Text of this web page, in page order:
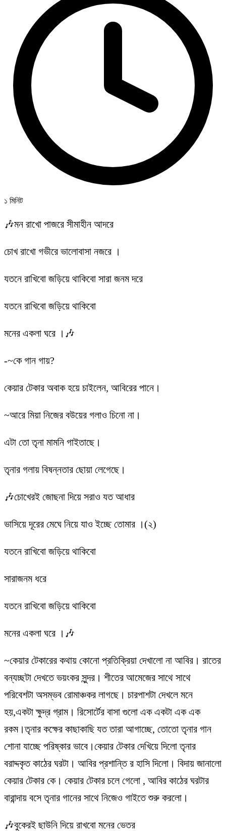
১ মিনিট
🎶মন রাখো পাজরে সীমাহীন আদরে
চোখ রাখো গভীরে ভালোবাসা নজরে ।
যতনে রাখিবো জড়িয়ে থাকিবো সারা জনম দরে
যতনে রাখিবো জড়িয়ে থাকিবো
মনের একলা ঘরে ।🎶
-~কে গান গায়?
কেয়ার টেকার অবাক হয়ে চাইলেন, আবিরের পানে।
~আরে মিয়া নিজের বউয়ের গলাও চিনো না।
এটা তো তৃনা মামনি গাইতাছে।
তৃনার গলায় বিষন্নতার ছোয়া লেগেছে।
🎶চোখেরই জোছনা দিয়ে সরাও যত আধার
ভাসিয়ে দূরের মেঘে নিয়ে যাও ইচ্ছে তোমার ।(২)
যতনে রাখিবো জড়িয়ে থাকিবো
সারাজনম ধরে
যতনে রাখিবো জড়িয়ে থাকিবো
মনের একলা ঘরে ।🎶
~কেয়ার টেকারের কথায় কোনো প্রতিক্রিয়া দেখালো না আবির। রাতের
বন্যচ্ছটা দেখতে ভয়ংকর সুন্দর। শীতের আমেজের সাথে সাথে
পরিবেশটা অসম্ভব রোমাঞ্চকর লাগছে। চারপাশটা দেখলে মনে
হয়,একটা ক্ষুদ্র গ্রাম। রিসোর্টের বাসা গুলো এক একটা এক এক
রকম।তৃনার কক্ষের কাছাকাছি যত তারা আগাচ্ছে, তোতো তৃনার গান
শোনা যাচ্ছে পরিষ্কার ভাবে।কেয়ার টেকার দেখিয়ে দিলো তৃনার
বরাদ্দকৃত কাঠের ঘরটা। আবির প্রশান্তি র হাসি দিলো। বিদায় জানালো
কেয়ার টেকার কে। কেয়ার টেকার চলে গেলো , আবির কাঠের ঘরটার
বারান্দায় বসে তৃনার গানের সাথে নিজেও গাইতে শুরু করলো।
🎶বুকেরই ছাউনি দিয়ে রাখবো মনের ভেতর